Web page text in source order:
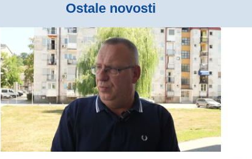
Ostale novosti